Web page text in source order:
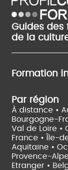
Guides des
de la
Formation
Par région
À distance •
Bourgogne-
Val de Loire •
France •
Île-
Aquitaine •
Provence-
Etranger •